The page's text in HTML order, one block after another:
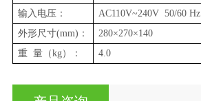
输入电压：
AC110V~240V 50/60 Hz
外形尺寸(mm)：
280×270×140
重 量（kg）：
4.0